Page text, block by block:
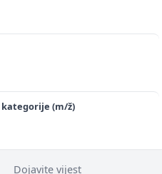
kategorije (m/ž)
Dojavite vijest